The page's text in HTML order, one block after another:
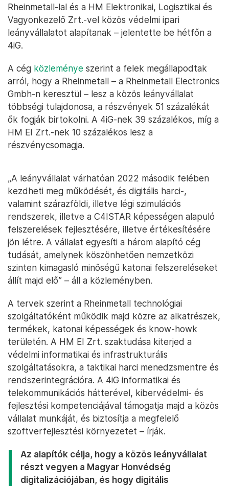
Rheinmetall-lal és a HM Elektronikai, Logisztikai és
Vagyonkezelő Zrt.-vel közös védelmi ipari
leányvállalatot alapítanak – jelentette be hétfőn a
4iG.
A cég közleménye szerint a felek megállapodtak
arról, hogy a Rheinmetall – a Rheinmetall Electronics
Gmbh-n keresztül – lesz a közös leányvállalat
többségi tulajdonosa, a részvények 51 százalékát
ők fogják birtokolni. A 4iG-nek 39 százalékos, míg a
HM EI Zrt.-nek 10 százalékos lesz a
részvénycsomagja.
„A leányvállalat várhatóan 2022 második felében
kezdheti meg működését, és digitális harci-,
valamint szárazföldi, illetve légi szimulációs
rendszerek, illetve a C4ISTAR képességen alapuló
felszerelések fejlesztésére, illetve értékesítésére
jön létre. A vállalat egyesíti a három alapító cég
tudását, amelynek köszönhetően nemzetközi
szinten kimagasló minőségű katonai felszereléseket
állít majd elő” – áll a közleményben.
A tervek szerint a Rheinmetall technológiai
szolgáltatóként működik majd közre az alkatrészek,
termékek, katonai képességek és know-howk
területén. A HM EI Zrt. szaktudása kiterjed a
védelmi informatikai és infrastrukturális
szolgáltatásokra, a taktikai harci menedzsmentre és
rendszerintegrációra. A 4iG informatikai és
telekommunikációs hátterével, kibervédelmi- és
fejlesztési kompetenciájával támogatja majd a közös
vállalat munkáját, és biztosítja a megfelelő
szoftverfejlesztési környezetet – írják.
Az alapítók célja, hogy a közös leányvállalat
részt vegyen a Magyar Honvédség
digitalizációjában, és hogy digitális